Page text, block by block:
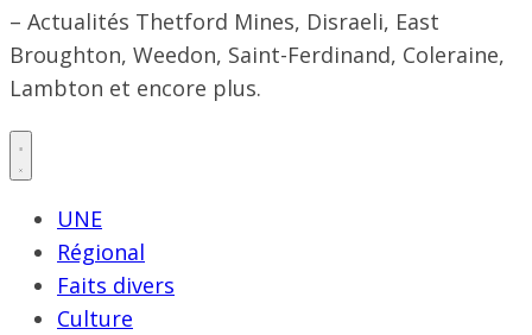
– Actualités Thetford Mines, Disraeli, East
Broughton, Weedon, Saint-Ferdinand, Coleraine,
Lambton et encore plus.
UNE
Régional
Faits divers
Culture